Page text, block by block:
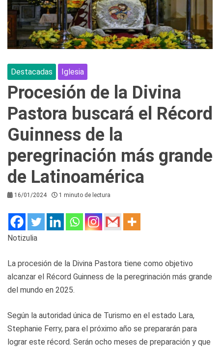
Destacadas Iglesia
Procesión de la Divina
Pastora buscará el Récord
Guinness de la
peregrinación más grande
de Latinoamérica
16/01/2024 1 minuto de lectura
Notizulia
La procesión de la Divina Pastora tiene como objetivo
alcanzar el Récord Guinness de la peregrinación más grande
del mundo en 2025.
Según la autoridad única de Turismo en el estado Lara,
Stephanie Ferry, para el próximo año se prepararán para
lograr este récord. Serán ocho meses de preparación y que